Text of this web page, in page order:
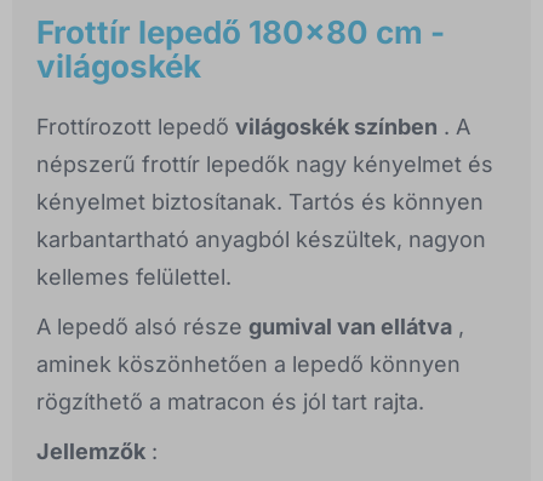
Frottír lepedő 180x80 cm -
világoskék
Frottírozott lepedő világoskék színben . A
népszerű frottír lepedők nagy kényelmet és
kényelmet biztosítanak. Tartós és könnyen
karbantartható anyagból készültek, nagyon
kellemes felülettel.
A lepedő alsó része gumival van ellátva ,
aminek köszönhetően a lepedő könnyen
rögzíthető a matracon és jól tart rajta.
Jellemzők :